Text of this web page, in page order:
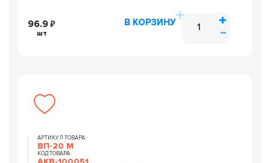
96.9
шт
В КОРЗИНУ
АРТИКУЛ ТОВАРА:
ВП-20 М
КОД ТОВАРА: